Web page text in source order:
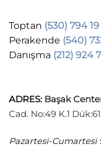
Toptan (530) 794
Perakende (540)
Danışma (212) 924
ADRES: Başak
Cad. No:49 K.1
Pazartesi-Cumartesi